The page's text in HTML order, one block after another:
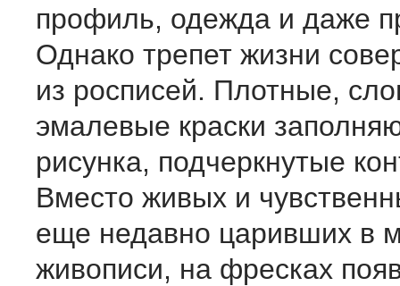
профиль, одежда и даже
Однако трепет жизни
из росписей. Плотные,
эмалевые краски
рисунка, подчеркнутые
Вместо живых и
еще недавно царивших в
живописи, на фресках